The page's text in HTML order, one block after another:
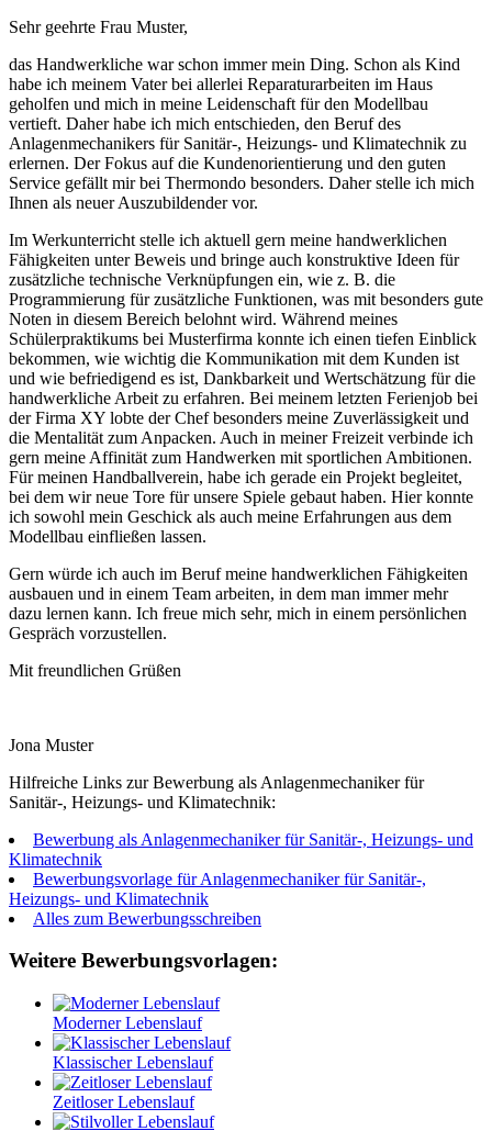
Sehr geehrte Frau Muster,
das Handwerkliche war schon immer mein Ding. Schon als Kind
habe ich meinem Vater bei allerlei Reparaturarbeiten im Haus
geholfen und mich in meine Leidenschaft für den Modellbau
vertieft. Daher habe ich mich entschieden, den Beruf des
Anlagenmechanikers für Sanitär-, Heizungs- und Klimatechnik zu
erlernen. Der Fokus auf die Kundenorientierung und den guten
Service gefällt mir bei Thermondo besonders. Daher stelle ich mich
Ihnen als neuer Auszubildender vor.
Im Werkunterricht stelle ich aktuell gern meine handwerklichen
Fähigkeiten unter Beweis und bringe auch konstruktive Ideen für
zusätzliche technische Verknüpfungen ein, wie z. B. die
Programmierung für zusätzliche Funktionen, was mit besonders gute
Noten in diesem Bereich belohnt wird. Während meines
Schülerpraktikums bei Musterfirma konnte ich einen tiefen Einblick
bekommen, wie wichtig die Kommunikation mit dem Kunden ist
und wie befriedigend es ist, Dankbarkeit und Wertschätzung für die
handwerkliche Arbeit zu erfahren. Bei meinem letzten Ferienjob bei
der Firma XY lobte der Chef besonders meine Zuverlässigkeit und
die Mentalität zum Anpacken. Auch in meiner Freizeit verbinde ich
gern meine Affinität zum Handwerken mit sportlichen Ambitionen.
Für meinen Handballverein, habe ich gerade ein Projekt begleitet,
bei dem wir neue Tore für unsere Spiele gebaut haben. Hier konnte
ich sowohl mein Geschick als auch meine Erfahrungen aus dem
Modellbau einfließen lassen.
Gern würde ich auch im Beruf meine handwerklichen Fähigkeiten
ausbauen und in einem Team arbeiten, in dem man immer mehr
dazu lernen kann. Ich freue mich sehr, mich in einem persönlichen
Gespräch vorzustellen.
Mit freundlichen Grüßen
Jona Muster
Hilfreiche Links zur Bewerbung als Anlagenmechaniker für
Sanitär-, Heizungs- und Klimatechnik:
Bewerbung als Anlagenmechaniker für Sanitär-, Heizungs- und
Klimatechnik
Bewerbungsvorlage für Anlagenmechaniker für Sanitär-,
Heizungs- und Klimatechnik
Alles zum Bewerbungsschreiben
Weitere Bewerbungsvorlagen:
Moderner Lebenslauf
Klassischer Lebenslauf
Zeitloser Lebenslauf